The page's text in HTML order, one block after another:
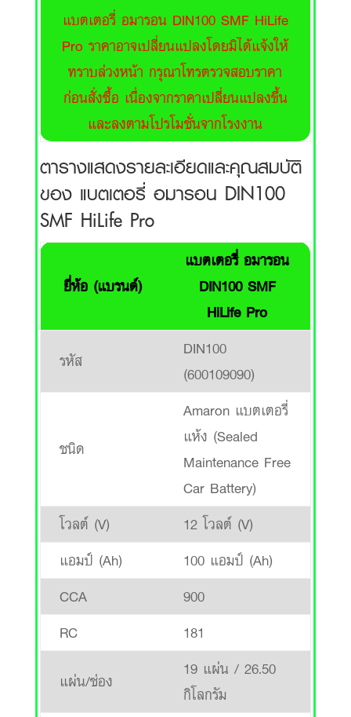
แบตเตอรี่ อมารอน DIN100 SMF HiLife
Pro ราคาอาจเปลี่ยนแปลงโดยมิได้แจ้งให้
ทราบล่วงหน้า กรุณาโทรตรวจสอบราคา
ก่อนสั่งซื้อ เนื่องจากราคาเปลี่ยนแปลงขึ้น
และลงตามโปรโมชั่นจากโรงงาน
ตารางแสดงรายละเอียดและคุณสมบัติ
ของ แบตเตอรี่ อมารอน DIN100
SMF HiLife Pro
ยี่ห้อ (แบรนด์)
แบตเตอรี่ อมารอน
DIN100 SMF
HiLife Pro
รหัส
DIN100
(600109090)
ชนิด
Amaron แบตเตอรี่
แห้ง (Sealed
Maintenance Free
Car Battery)
โวลต์ (V)
12 โวลต์ (V)
แอมป์ (Ah)
100 แอมป์ (Ah)
CCA
900
RC
181
แผ่น/ช่อง
19 แผ่น / 26.50
กิโลกรัม